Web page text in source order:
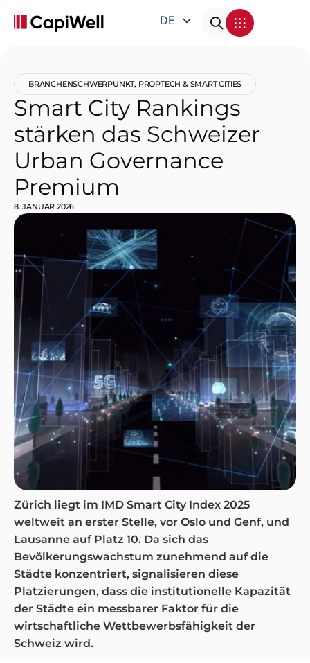
DE
IT
BRANCHENSCHWERPUNKT, PROPTECH & SMART CITIES
Smart City Rankings
stärken das Schweizer
Urban Governance
Premium
8. JANUAR 2026
Zürich liegt im IMD Smart City Index 2025
weltweit an erster Stelle, vor Oslo und Genf, und
Lausanne auf Platz 10. Da sich das
Bevölkerungswachstum zunehmend auf die
Städte konzentriert, signalisieren diese
Platzierungen, dass die institutionelle Kapazität
der Städte ein messbarer Faktor für die
wirtschaftliche Wettbewerbsfähigkeit der
Schweiz wird.